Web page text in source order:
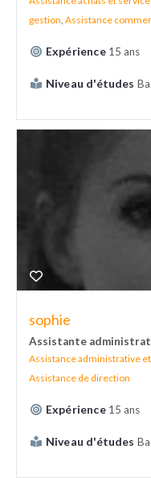
gestion, Assistance
Expérience 15 ans
Niveau d'études
sophie
Assistante
Assistance administrative
Assistance de direction
Expérience 15 ans
Niveau d'études